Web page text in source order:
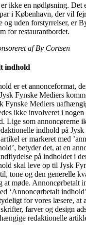
ikke en nødløsning. Det
i København, der vil
og uden forstyrrelser, er
for restaurantbordet.
af By Cortsen
indhold
er et annonceformat,
Fynske Mediers
Fynske Mediers
ikke involveret i
Lige som annoncørerne
indhold på
er markeret med
betyder det, at en
på indholdet i
skal leve op til Jysk
tone og den generelle
at møde. Annoncørbetalt
‘Annoncørbetalt
for vores læsere, at
farver og design
redaktionelle